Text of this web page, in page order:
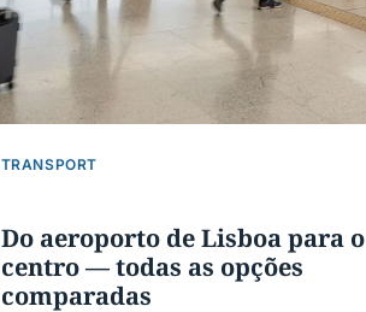
TRANSPORT
Do aeroporto de Lisboa para o
centro — todas as opções
comparadas